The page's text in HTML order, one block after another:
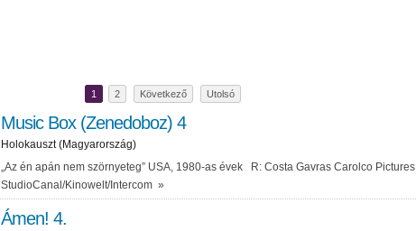
1 2 Következő Utolsó
Music Box (Zenedoboz) 4
Holokauszt (Magyarország)
„Az én apán nem szörnyeteg” USA, 1980-as évek R: Costa Gavras Carolco Pictures
StudioCanal/Kinowelt/Intercom »
Ámen! 4.